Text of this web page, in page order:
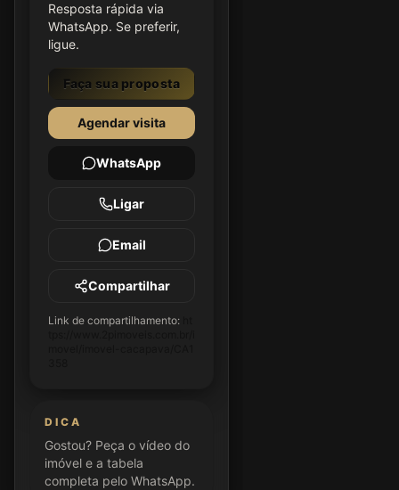
Resposta rápida via
WhatsApp. Se preferir,
ligue.
Faça sua proposta
Agendar visita
WhatsApp
Ligar
Email
Compartilhar
Link de compartilhamento:
DICA
Gostou? Peça o vídeo do
imóvel e a tabela
completa pelo WhatsApp.